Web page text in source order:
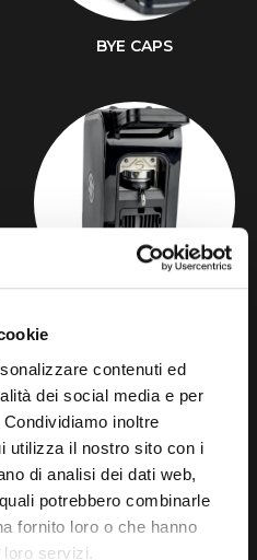
contenuti ed
dei social media e per
inoltre
utilizza il nostro sito con i
di analisi dei dati web,
potrebbero combinarle
fornito loro o che hanno
servizi.
BYE CAPS